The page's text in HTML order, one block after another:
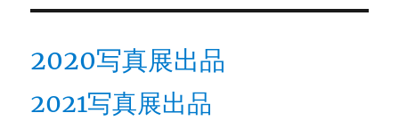
2020写真展出品
2021写真展出品